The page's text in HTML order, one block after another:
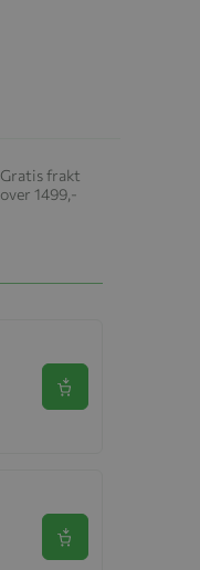
Gratis frakt
over 1499,-
Se produkt
Se produkt